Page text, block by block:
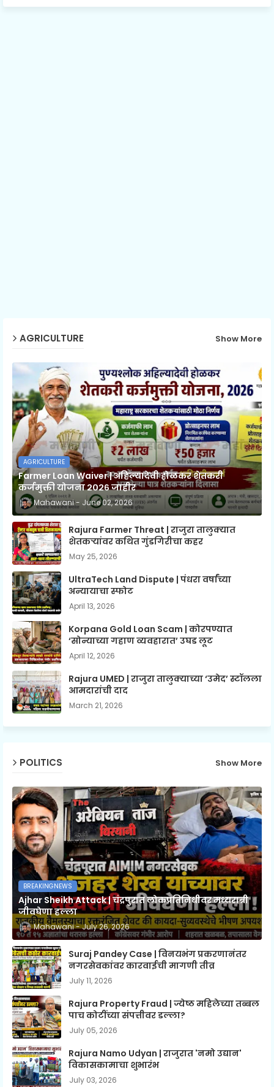
AGRICULTURE Show More
AGRICULTURE
Farmer Loan Waiver | अहिल्यादेवी होळकर शेतकरी
कर्जमुक्ती योजना २०२६ जाहीर
Mahawani June 02, 2026
Rajura Farmer Threat | राजुरा तालुक्यात
शेतकऱ्यांवर कथित गुंडगिरीचा कहर
May 25, 2026
UltraTech Land Dispute | पंधरा वर्षांच्या
अन्यायाचा स्फोट
April 13, 2026
Korpana Gold Loan Scam | कोरपण्यात
‘सोन्याच्या गहाण व्यवहारात’ उघड लूट
April 12, 2026
Rajura UMED | राजुरा तालुक्याच्या ‘उमेद’ स्टॉलला
आमदारांची दाद
March 21, 2026
POLITICS Show More
BREAKINGNEWS
Ajhar Sheikh Attack | चंद्रपुरात लोकप्रतिनिधीवर मध्यरात्री
जीवघेणा हल्ला
Mahawani July 26, 2026
Suraj Pandey Case | विनयभंग प्रकरणानंतर
नगरसेवकांवर कारवाईची मागणी तीव्र
July 11, 2026
Rajura Property Fraud | ज्येष्ठ महिलेच्या तब्बल
पाच कोटींच्या संपत्तीवर डल्ला?
July 05, 2026
Rajura Namo Udyan | राजुरात 'नमो उद्यान'
विकासकामाचा शुभारंभ
July 03, 2026